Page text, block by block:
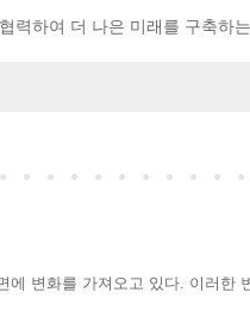
하여 더 나은 미래를 구축하
변화를 가져오고 있다. 이러한